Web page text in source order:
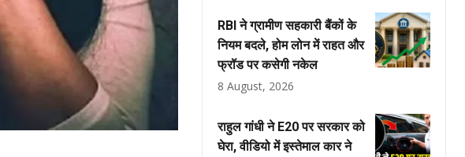
RBI ने ग्रामीण सहकारी बैंकों के
नियम बदले, होम लोन में राहत और
फ्रॉड पर कसेगी नकेल
8 August, 2026
राहुल गांधी ने E20 पर सरकार को
घेरा, वीडियो में इस्तेमाल कार ने